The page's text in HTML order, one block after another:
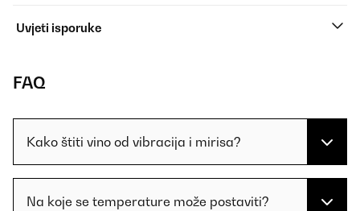
Uvjeti isporuke
FAQ
Kako štiti vino od vibracija i mirisa?
Na koje se temperature može postaviti?